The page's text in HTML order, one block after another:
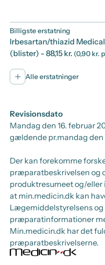
Billigste erstatning
Irbesartan/thiazid
(blister) - 88,15 kr. (0,90 kr.
Alle erstatninger
Revisionsdato
Mandag den 16. februar
gældende pr.mandag den
Der kan forekomme
præparatbeskrivelsen og
produktresumeet og/
at min.medicin.dk kan
Lægemiddelstyrelsens
præparatinformationer
Min.medicin.dk har det
præparatbeskrivelserne.